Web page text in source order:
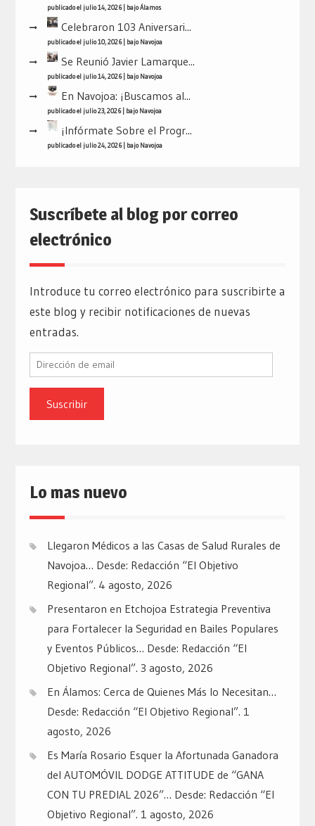
publicado el julio 14, 2026| bajoÁlamos
Celebraron 103 Aniversari...
publicado el julio 10, 2026| bajoNavojoa
Se Reunió Javier Lamarque...
publicado el julio 14, 2026| bajoNavojoa
En Navojoa: ¡Buscamos al...
publicado el julio 23, 2026| bajoNavojoa
¡Infórmate Sobre el Progr...
publicado el julio 24, 2026| bajoNavojoa
Suscríbete al blog por correo
electrónico
Introduce tu correo electrónico para suscribirte a
este blog y recibir notificaciones de nuevas
entradas.
Dirección
email
Lo mas nuevo
Llegaron Médicos a las Casas de Salud Rurales de
Navojoa… Desde: Redacción “El Objetivo
Regional”. 4 agosto, 2026
Presentaron en Etchojoa Estrategia Preventiva
para Fortalecer la Seguridad en Bailes Populares
y Eventos Públicos… Desde: Redacción “El
Objetivo Regional”. 3 agosto, 2026
En Álamos: Cerca de Quienes Más lo Necesitan…
Desde: Redacción “El Objetivo Regional”. 1
agosto, 2026
Es María Rosario Esquer la Afortunada Ganadora
del AUTOMÓVIL DODGE ATTITUDE de “GANA
CON TU PREDIAL 2026”… Desde: Redacción “El
Objetivo Regional”. 1 agosto, 2026